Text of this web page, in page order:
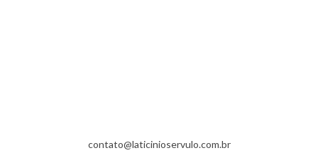
contato@laticinioservulo.com.br